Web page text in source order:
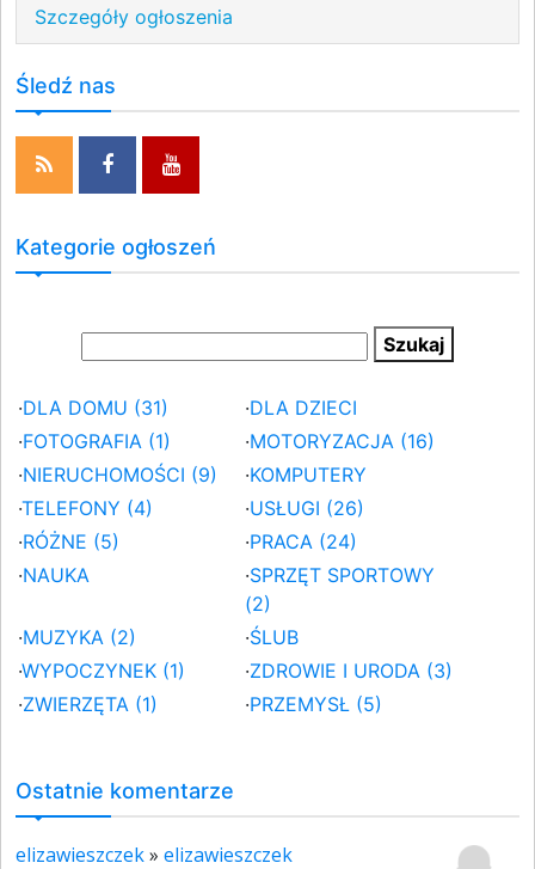
Szczegóły ogłoszenia
Śledź nas
Kategorie ogłoszeń
·DLA DOMU (31) ·DLA DZIECI
·FOTOGRAFIA (1) ·MOTORYZACJA (16)
·NIERUCHOMOŚCI (9) ·KOMPUTERY
·TELEFONY (4) ·USŁUGI (26)
·RÓŻNE (5) ·PRACA (24)
·NAUKA ·SPRZĘT SPORTOWY
(2)
·MUZYKA (2) ·ŚLUB
·WYPOCZYNEK (1) ·ZDROWIE I URODA (3)
·ZWIERZĘTA (1) ·PRZEMYSŁ (5)
Ostatnie komentarze
elizawieszczek» elizawieszczek